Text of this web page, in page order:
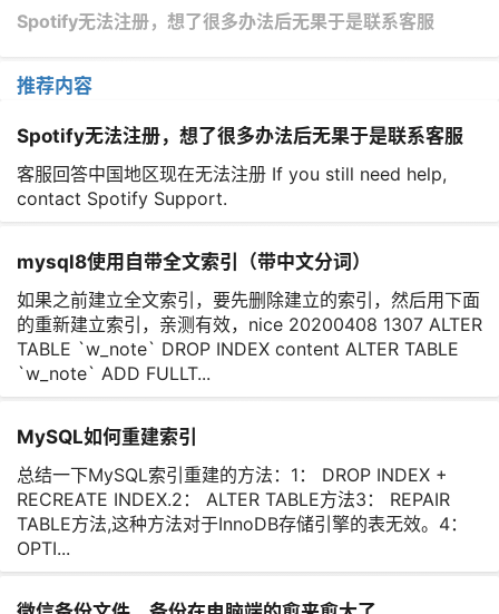
Spotify无法注册，想了很多办法后无果于是联系客服
推荐内容
Spotify无法注册，想了很多办法后无果于是联系客服
客服回答中国地区现在无法注册 If you still need help,
contact Spotify Support.
mysql8使用自带全文索引（带中文分词）
如果之前建立全文索引，要先删除建立的索引，然后用下面
的重新建立索引，亲测有效，nice 20200408 1307 ALTER
TABLE `w_note` DROP INDEX content ALTER TABLE
`w_note` ADD FULLT...
MySQL如何重建索引
总结一下MySQL索引重建的方法：1： DROP INDEX +
RECREATE INDEX.2： ALTER TABLE方法3： REPAIR
TABLE方法,这种方法对于InnoDB存储引擎的表无效。4：
OPTI...